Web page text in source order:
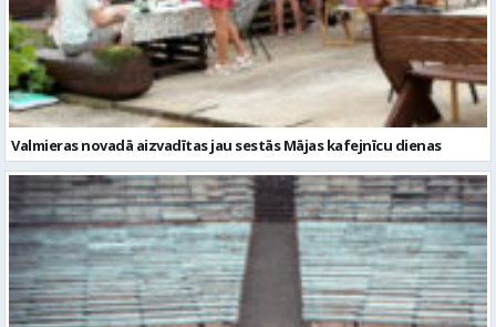
Valmieras novadā aizvadītas jau sestās Mājas kafejnīcu dienas